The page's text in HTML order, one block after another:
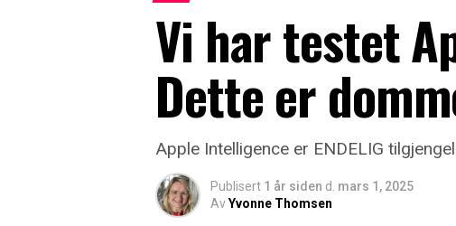
Vi har testet
Dette er
Apple Intelligence er ENDELIG
Publisert 1 år siden d. mars 1, 2025
AvYvonne Thomsen